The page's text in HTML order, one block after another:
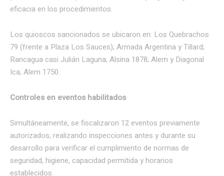
eficacia en los procedimientos.
Los quioscos sancionados se ubicaron en: Los Quebrachos
79 (frente a Plaza Los Sauces); Armada Argentina y Tillard;
Rancagua casi Julián Laguna; Alsina 1878; Alem y Diagonal
Ica; Alem 1750.
Controles en eventos habilitados
Simultáneamente, se fiscalizaron 12 eventos previamente
autorizados, realizando inspecciones antes y durante su
desarrollo para verificar el cumplimiento de normas de
seguridad, higiene, capacidad permitida y horarios
establecidos.